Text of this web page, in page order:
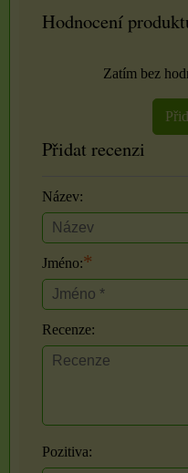
Hodnocení
Zatím bez
Přidat recenzi
Název:
Jméno:*
Recenze:
Pozitiva: